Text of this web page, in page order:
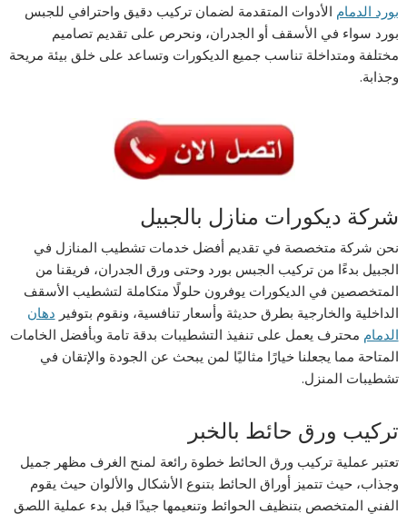
بورد الدمام الأدوات المتقدمة لضمان تركيب دقيق واحترافي للجبس
بورد سواء في الأسقف أو الجدران، ونحرص على تقديم تصاميم
مختلفة ومتداخلة تناسب جميع الديكورات وتساعد على خلق بيئة مريحة
وجذابة.
شركة ديكورات منازل بالجبيل
نحن شركة متخصصة في تقديم أفضل خدمات تشطيب المنازل في
الجبيل بدءًا من تركيب الجبس بورد وحتى ورق الجدران، فريقنا من
المتخصصين في الديكورات يوفرون حلولًا متكاملة لتشطيب الأسقف
الداخلية والخارجية بطرق حديثة وأسعار تنافسية، ونقوم بتوفير دهان
الدمام محترف يعمل على تنفيذ التشطيبات بدقة تامة وبأفضل الخامات
المتاحة مما يجعلنا خيارًا مثاليًا لمن يبحث عن الجودة والإتقان في
تشطيبات المنزل.
تركيب ورق حائط بالخبر
تعتبر عملية تركيب ورق الحائط خطوة رائعة لمنح الغرف مظهر جميل
وجذاب، حيث تتميز أوراق الحائط بتنوع الأشكال والألوان حيث يقوم
الفني المتخصص بتنظيف الحوائط وتنعيمها جيدًا قبل بدء عملية اللصق